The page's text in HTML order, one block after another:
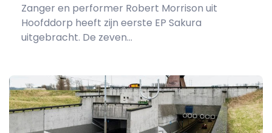
Zanger en performer Robert Morrison uit
Hoofddorp heeft zijn eerste EP Sakura
uitgebracht. De zeven...